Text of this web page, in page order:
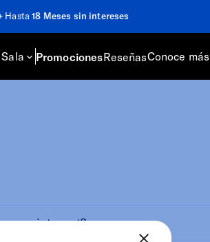
Hasta18 Meses sin intereses
Sala PromocionesReseñasConoce más
por internet?